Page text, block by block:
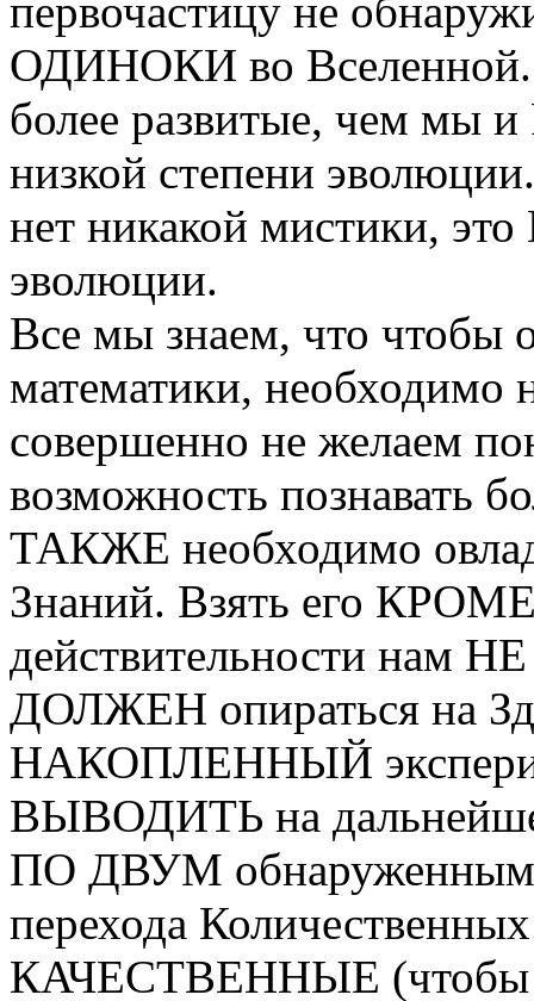
первочастицу не
ОДИНОКИ во Вселенной.
более развитые, чем мы
низкой степени
нет никакой мистики,
эволюции.
Все мы знаем, что чтобы
математики, необходимо
совершенно не желаем
возможность познавать
ТАКЖЕ необходимо
Знаний. Взять его
действительности нам
ДОЛЖЕН опираться на
НАКОПЛЕННЫЙ
ВЫВОДИТЬ на
ПО ДВУМ
перехода
КАЧЕСТВЕННЫЕ (чтобы